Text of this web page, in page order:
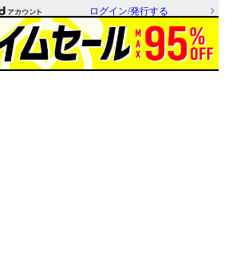
ログイン/発行する